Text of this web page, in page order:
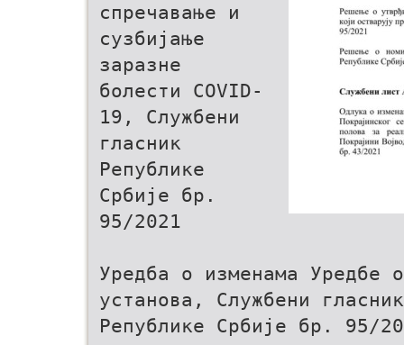
спречавање и
сузбијање
заразне
болести COVID-
19, Службени
гласник
Републике
Србије бр.
95/2021
Уредба о изменама Уредбе
установа, Службени гласник
Републике Србије бр. 95/